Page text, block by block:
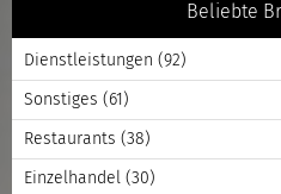
Beliebte
Dienstleistungen (92)
Sonstiges (61)
Restaurants (38)
Einzelhandel (30)